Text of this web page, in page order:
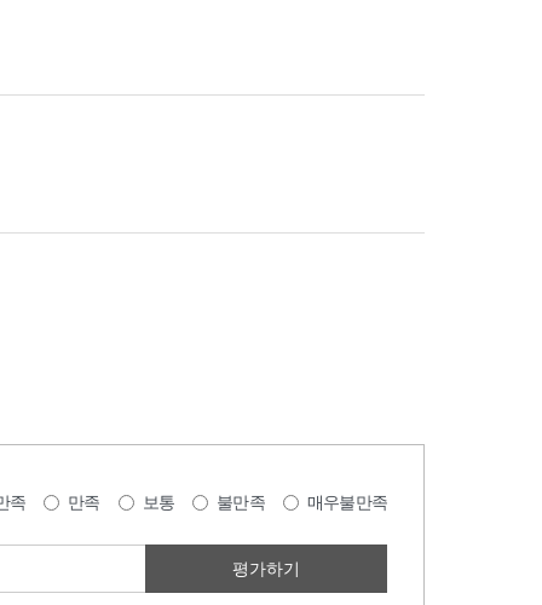
족 만족 보통 불만족 매우불만족